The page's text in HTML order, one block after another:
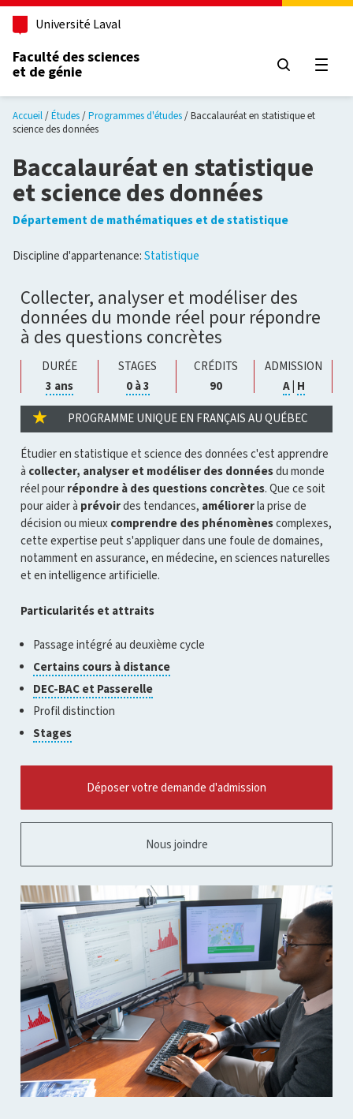
Aller au contenu principal
Université Laval
Faculté des sciences
et de génie
Accueil Études Programmes d'études
Baccalauréat en statistique et
science des données
Baccalauréat en statistique
et science des données
Département de mathématiques et de statistique
Discipline d'appartenance: Statistique
Collecter, analyser et modéliser des
données du monde réel pour répondre
à des questions concrètes
DURÉE
3 ansCliquer
pour
ouvrir
l'infobulle
STAGES
0 à 3Cliquer
pour
ouvrir
l'infobulle
CRÉDITS
90
ADMISSION
ACliquer
pour
ouvrir
l'infobulle
HCliquer
pour
ouvrir
PROGRAMME UNIQUE EN FRANÇAIS AU QUÉBEC
Étudier en statistique et science des données c'est apprendre
à collecter, analyser et modéliser des donnéesdu monde
réel pour répondre à des questions concrètes. Que ce soit
pour aider à prévoirdes tendances, améliorerla prise de
décision ou mieux comprendre des phénomènescomplexes,
cette expertise peut s'appliquer dans une foule de domaines,
notamment en assurance, en médecine, en sciences naturelles
et en intelligence artificielle.
Particularités et attraits
Passage intégré au deuxième cycle
Certains cours à distanceCliquer
DEC-BAC et PasserelleCliquer
Profil distinction
StagesCliquer
ouvrir
l'infobulle
Déposer votre demande d'admission
Nous joindre